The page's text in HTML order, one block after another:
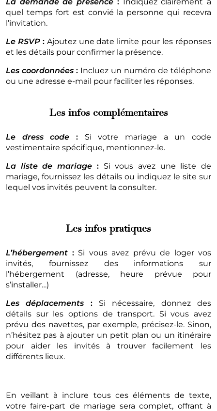
quel temps fort est convié la personne qui recevra
l’invitation.
Le RSVP:Ajoutez une date limite pour les réponses
et les détails pour confirmer la présence.
Les coordonnées : Incluez un numéro de téléphone
ou une adresse e-mail pour faciliter les réponses.
Les infos complémentaires
Le dress code : Si votre mariage a un code
vestimentaire spécifique, mentionnez-le.
La liste de mariage :Si vous avez une liste de
mariage, fournissez les détails ou indiquez le site sur
lequel vos invités peuvent la consulter.
Les infos pratiques
L’hébergement :Si vous avez prévu de loger vos
invités, fournissez des informations sur
l’hébergement (adresse, heure prévue pour
s’installer…)
Les déplacements :Si nécessaire, donnez des
détails sur les options de transport. Si vous avez
prévu des navettes, par exemple, précisez-le. Sinon,
n’hésitez pas à ajouter un petit plan ou un itinéraire
pour aider les invités à trouver facilement les
différents lieux.
En veillant à inclure tous ces éléments de texte,
votre faire-part de mariage sera complet, offrant à